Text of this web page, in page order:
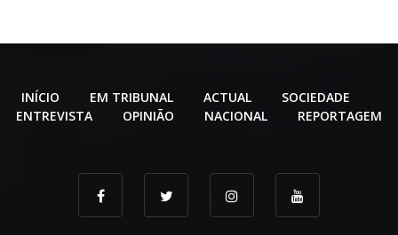
INÍCIO EM TRIBUNAL ACTUAL
SOCIEDADE
ENTREVISTA
OPINIÃO NACIONAL REPORTAGEM